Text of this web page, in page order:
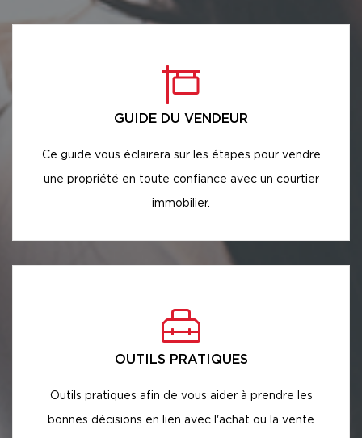
GUIDE DU VENDEUR
Ce guide vous éclairera sur les étapes pour vendre
une propriété en toute confiance avec un courtier
immobilier.
OUTILS PRATIQUES
Outils pratiques afin de vous aider à prendre les
bonnes décisions en lien avec l'achat ou la vente